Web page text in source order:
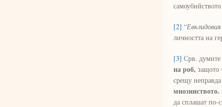
[2] “Евклидовия
личността на
[3] Срв.
на роб, защото
срещу
мнозинството.
да сплашат по-